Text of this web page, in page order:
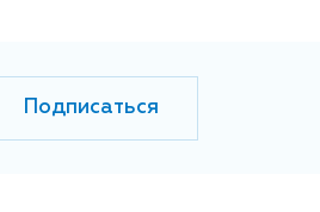
Подписаться